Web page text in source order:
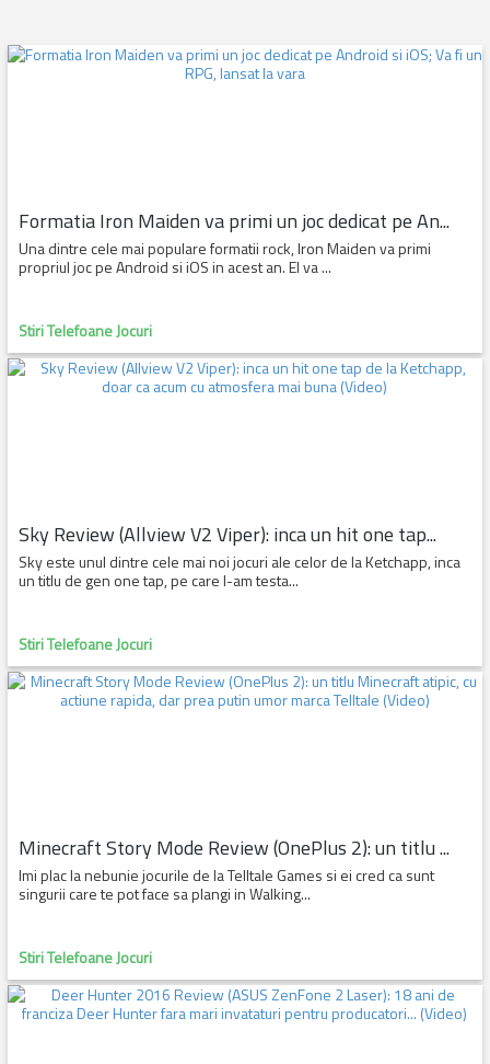
Formatia Iron Maiden va primi un joc dedicat pe An...
Una dintre cele mai populare formatii rock, Iron Maiden va primi
propriul joc pe Android si iOS in acest an. El va ...
Stiri Telefoane Jocuri
Sky Review (Allview V2 Viper): inca un hit one tap...
Sky este unul dintre cele mai noi jocuri ale celor de la Ketchapp, inca
un titlu de gen one tap, pe care l-am testa...
Stiri Telefoane Jocuri
Minecraft Story Mode Review (OnePlus 2): un titlu ...
Imi plac la nebunie jocurile de la Telltale Games si ei cred ca sunt
singurii care te pot face sa plangi in Walking...
Stiri Telefoane Jocuri